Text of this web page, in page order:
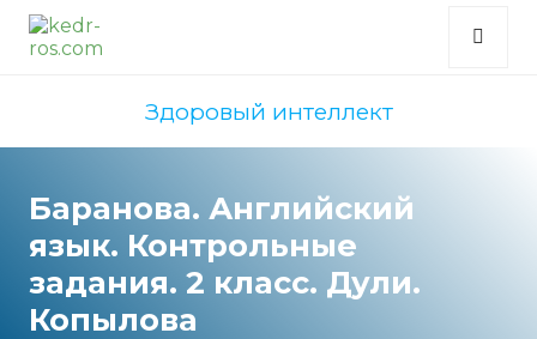
Здоровый интеллект
Баранова. Английский
язык. Контрольные
задания. 2 класс. Дули.
Копылова